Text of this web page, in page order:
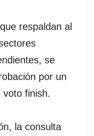
respaldan al
se
por un
finish.
la consulta